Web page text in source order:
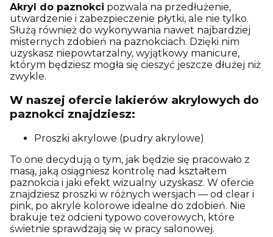
Akryl do paznokci pozwala na przedłużenie,
utwardzenie i zabezpieczenie płytki, ale nie tylko.
Służą również do wykonywania nawet najbardziej
misternych zdobień na paznokciach. Dzięki nim
uzyskasz niepowtarzalny, wyjątkowy manicure,
którym będziesz mogła się cieszyć jeszcze dłużej niż
zwykle.
W naszej ofercie lakierów akrylowych do
paznokci znajdziesz:
Proszki akrylowe (pudry akrylowe)
To one decydują o tym, jak będzie się pracowało z
masą, jaką osiągniesz kontrolę nad kształtem
paznokcia i jaki efekt wizualny uzyskasz. W ofercie
znajdziesz proszki w różnych wersjach — od clear i
pink, po akryle kolorowe idealne do zdobień. Nie
brakuje też odcieni typowo coverowych, które
świetnie sprawdzają się w pracy salonowej.